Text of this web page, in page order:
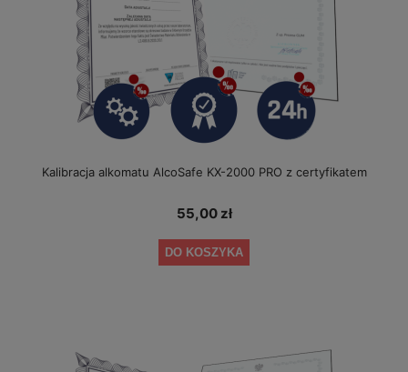
Kalibracja alkomatu AlcoSafe KX-2000 PRO z certyfikatem
55,00 zł
DO KOSZYKA